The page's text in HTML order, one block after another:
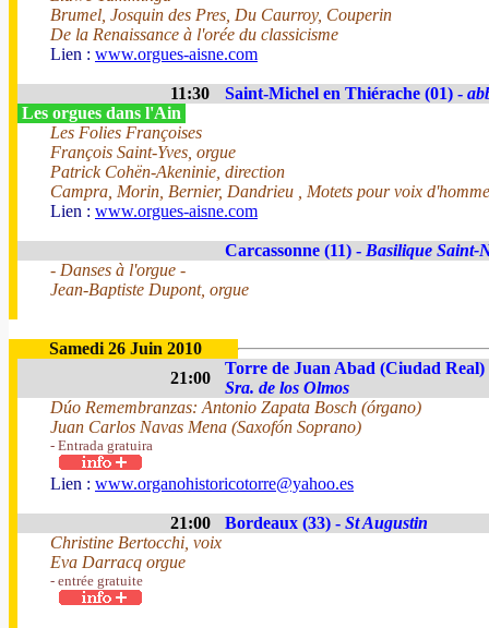
Brumel, Josquin des Pres, Du Caurroy, Couperin
De la Renaissance à l'orée du classicisme
Lien : www.orgues-aisne.com
11:30 Saint-Michel en Thiérache (01) -
Les orgues dans l'Ain
Les Folies Françoises
François Saint-Yves, orgue
Patrick Cohën-Akeninie, direction
Campra, Morin, Bernier, Dandrieu , Motets pour voix
Lien : www.orgues-aisne.com
Carcassonne (11) - Basilique Saint-
- Danses à l'orgue -
Jean-Baptiste Dupont, orgue
Samedi 26 Juin 2010
21:00
Torre de Juan Abad (Ciudad
Sra. de los Olmos
Dúo Remembranzas: Antonio Zapata Bosch (órgano)
Juan Carlos Navas Mena (Saxofón Soprano)
- Entrada gratuira
Lien : www.organohistoricotorre@yahoo.es
21:00 Bordeaux (33) - St Augustin
Christine Bertocchi, voix
Eva Darracq orgue
- entrée gratuite